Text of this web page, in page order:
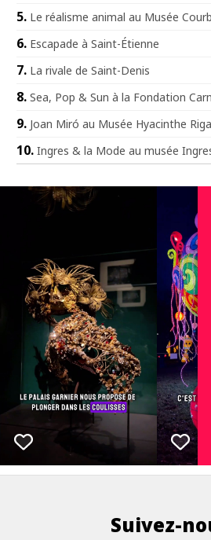
Le réalisme animal au Musée
Escapade à Saint-Étienne
La rivale de Saint-Denis
Sea, Pop & Sun à la Fondation
Joan Miró au Musée Hyacinthe
Ingres & la Mode au musée
Suivez-